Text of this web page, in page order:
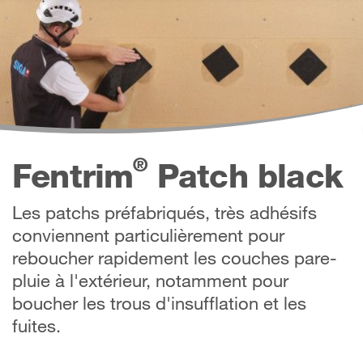
Fentrim®Patch black
Les patchs préfabriqués, très adhésifs
conviennent particulièrement pour
reboucher rapidement les couches pare-
pluie à l'extérieur, notamment pour
boucher les trous d'insufflation et les
fuites.